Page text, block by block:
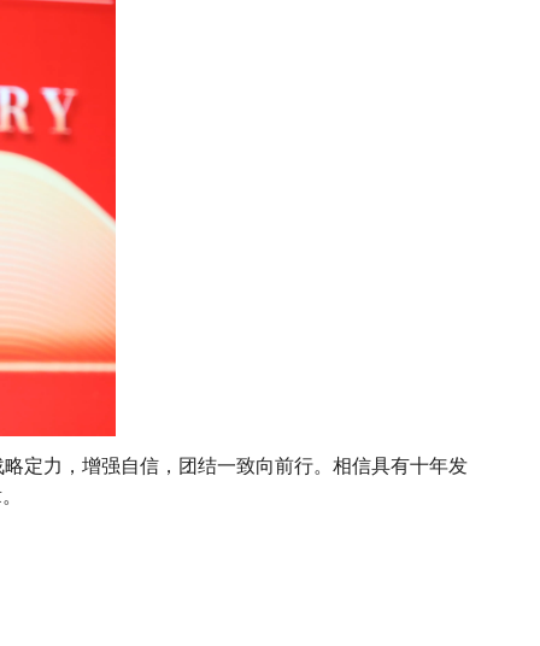
定力，增强自信，团结一致向前行。相信具有十年发